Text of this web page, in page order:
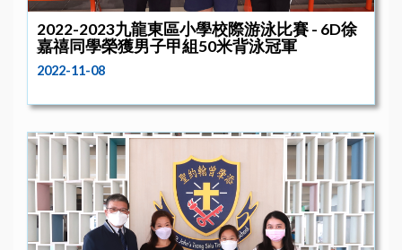
2022-2023九龍東區小學校際游泳比賽 - 6D徐
嘉禧同學榮獲男子甲組50米背泳冠軍
2022-11-08